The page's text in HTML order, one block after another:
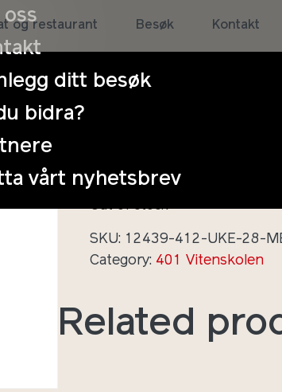
oss
ditt besøk
bidra?
vårt nyhetsbrev
og restaurant Besøk Kontakt
Uke 28 –
søskenrabatt
Out of stock
SKU: 12439-412-UKE-28-
Category: 401 Vitenskolen
Related